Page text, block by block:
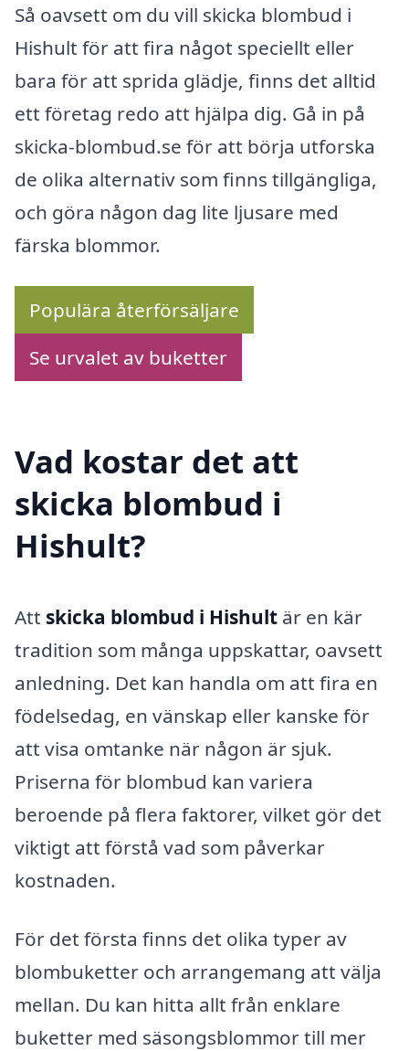
Så oavsett om du vill skicka blombud i
Hishult för att fira något speciellt eller
bara för att sprida glädje, finns det alltid
ett företag redo att hjälpa dig. Gå in på
skicka-blombud.se för att börja utforska
de olika alternativ som finns tillgängliga,
och göra någon dag lite ljusare med
färska blommor.
Populära återförsäljare
Se urvalet av buketter
Vad kostar det att
skicka blombud i
Hishult?
Att skicka blombud i Hishult är en kär
tradition som många uppskattar, oavsett
anledning. Det kan handla om att fira en
födelsedag, en vänskap eller kanske för
att visa omtanke när någon är sjuk.
Priserna för blombud kan variera
beroende på flera faktorer, vilket gör det
viktigt att förstå vad som påverkar
kostnaden.
För det första finns det olika typer av
blombuketter och arrangemang att välja
mellan. Du kan hitta allt från enklare
buketter med säsongsblommor till mer